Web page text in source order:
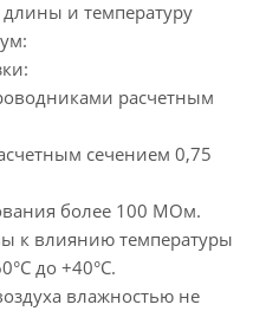
и температуру
расчетным
сечением 0,75
более 100 МОм.
к влиянию температуры
до +40°С.
влажностью не